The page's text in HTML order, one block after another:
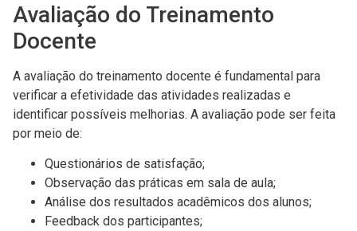
Avaliação do Treinamento
Docente
A avaliação do treinamento docente é fundamental para
verificar a efetividade das atividades realizadas e
identificar possíveis melhorias. A avaliação pode ser feita
por meio de:
Questionários de satisfação;
Observação das práticas em sala de aula;
Análise dos resultados acadêmicos dos alunos;
Feedback dos participantes;